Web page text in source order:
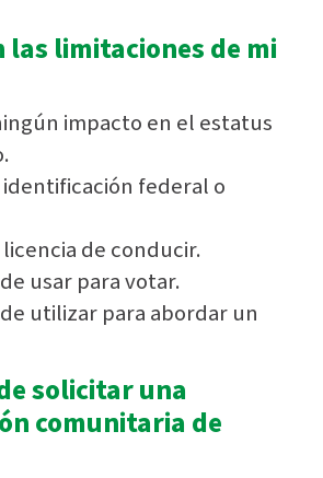
las limitaciones de mi
impacto en el estatus
identificación federal o
licencia de conducir.
usar para votar.
utilizar para abordar un
solicitar una
comunitaria de